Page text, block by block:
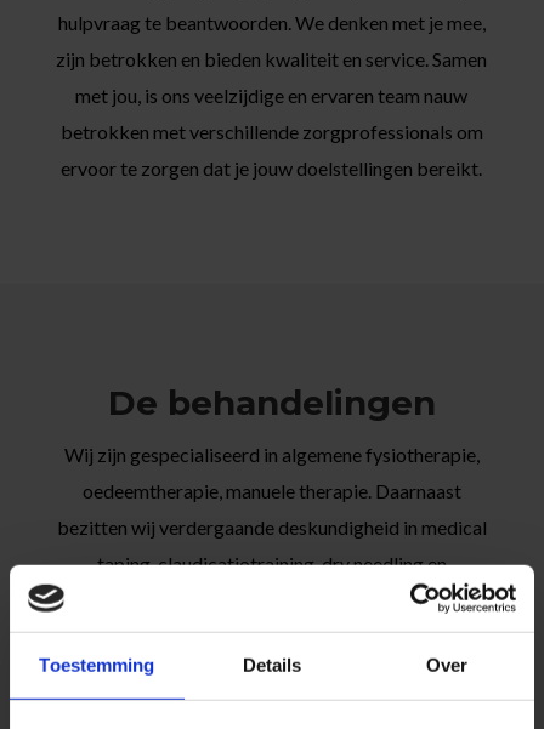
Toestemming Details Over
hulpvraag te beantwoorden. We denken met je mee,
zijn betrokken en bieden kwaliteit en service. Samen
met jou, is ons veelzijdige en ervaren team nauw
betrokken met verschillende zorgprofessionals om
ervoor te zorgen dat je jouw doelstellingen bereikt.
De behandelingen
Wij zijn gespecialiseerd in algemene fysiotherapie,
oedeemtherapie, manuele therapie. Daarnaast
bezitten wij verdergaande deskundigheid in medical
taping, claudicatiotraining, dry needling en
shockwave therapie. Naast fysiotherapie verlenen
wij ook medische fitness en voor bedrijven
arbocuratieve en reïntegratieve zorg. Klik op een